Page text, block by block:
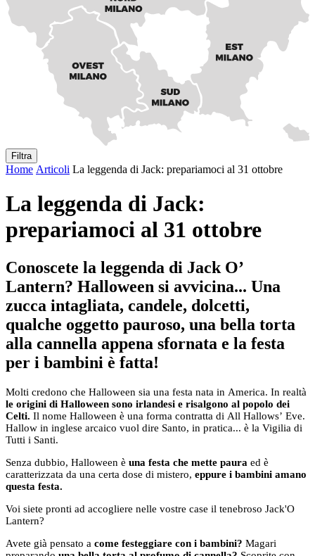
Filtra
Home Articoli La leggenda di Jack: prepariamoci al 31 ottobre
La leggenda di Jack:
prepariamoci al 31 ottobre
Conoscete la leggenda di Jack O’
Lantern? Halloween si avvicina... Una
zucca intagliata, candele, dolcetti,
qualche oggetto pauroso, una bella torta
alla cannella appena sfornata e la festa
per i bambini è fatta!
le origini di Halloween sono irlandesi e risalgono al popolo dei
Celti. Il nome Halloween è una forma contratta di All Hallows’ Eve.
Hallow in inglese arcaico vuol dire Santo, in pratica... è la Vigilia di
Tutti i Santi.
Senza dubbio, Halloween è una festa che mette paura ed è
caratterizzata da una certa dose di mistero, eppure i bambini amano
questa festa.
Voi siete pronti ad accogliere nelle vostre case il tenebroso Jack'O
Lantern?
Avete già pensato a come festeggiare con i bambini? Magari